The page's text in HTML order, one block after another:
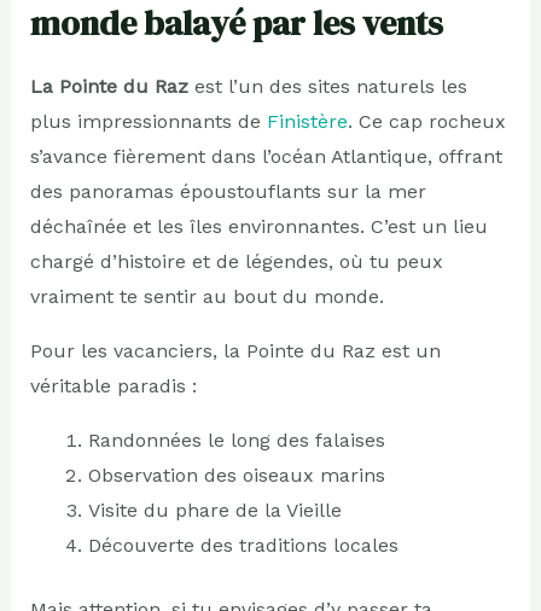
monde balayé par les vents
La Pointe du Razest l’un des sites naturels les
plus impressionnants de Finistère. Ce cap rocheux
s’avance fièrement dans l’océan Atlantique, offrant
des panoramas époustouflants sur la mer
déchaînée et les îles environnantes. C’est un lieu
chargé d’histoire et de légendes, où tu peux
vraiment te sentir au bout du monde.
Pour les vacanciers, la Pointe du Raz est un
véritable paradis :
Randonnées le long des falaises
Observation des oiseaux marins
Visite du phare de la Vieille
Découverte des traditions locales